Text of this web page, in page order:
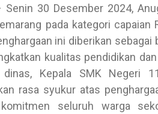
Senin 30 Desember 2024,
pada kategori capaian
ini diberikan
kualitas pendidikan
Kepala SMK Negeri
rasa syukur atas
seluruh warga